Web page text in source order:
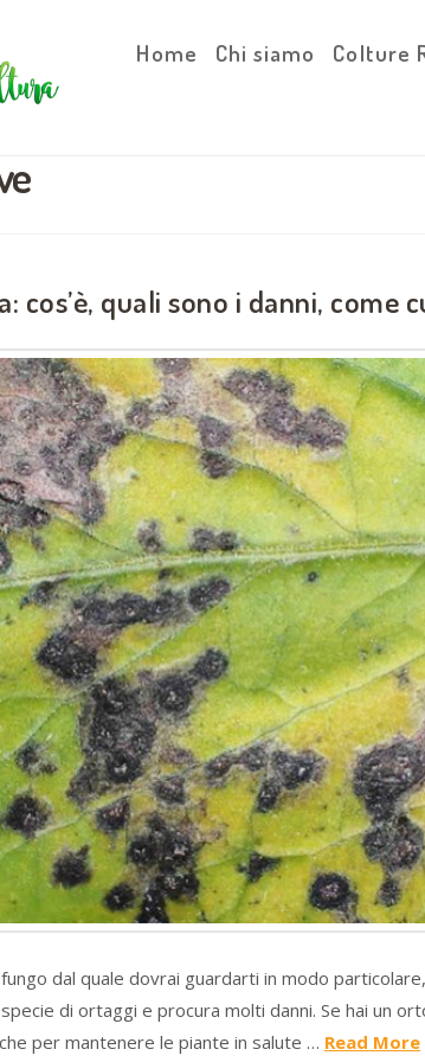
Home Chi siamo Colture
cos’è, quali sono i danni, come
dal quale dovrai guardarti in modo
di ortaggi e procura molti danni. Se hai un
per mantenere le piante in salute … Read More